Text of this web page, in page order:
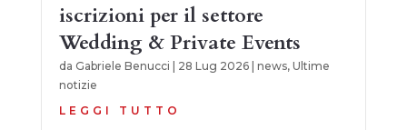
iscrizioni per il settore
Wedding & Private Events
da Gabriele Benucci 28 Lug 2026| news, Ultime
notizie
LEGGI TUTTO